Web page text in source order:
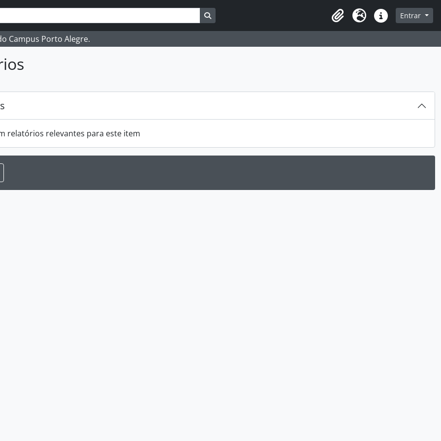
de busca Busque na página de navegação
Idioma Atalhos Entrar
Campus Porto Alegre.
relatórios relevantes para este item